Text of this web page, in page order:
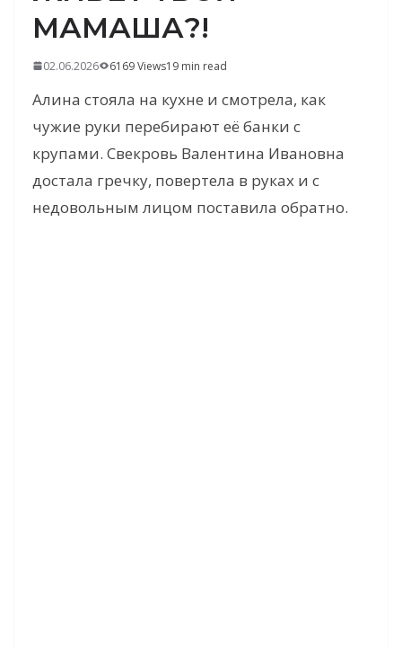
МАМАША?!
02.06.2026 6169 Views19 min read
Алина стояла на кухне и смотрела, как
чужие руки перебирают её банки с
крупами. Свекровь Валентина Ивановна
достала гречку, повертела в руках и с
недовольным лицом поставила обратно.